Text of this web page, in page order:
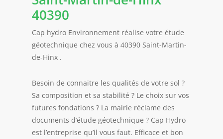
40390
Cap hydro Environnement réalise votre étude
géotechnique chez vous à 40390 Saint-Martin-
de-Hinx .
Besoin de connaitre les qualités de votre sol ?
Sa composition et sa stabilité ? Le choix sur vos
futures fondations ? La mairie réclame des
documents d’étude géotechnique ? Cap Hydro
est l’entreprise qu’il vous faut. Efficace et bon